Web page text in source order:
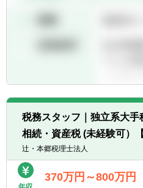
税務スタッフ｜独立系大手
相続・資産税 (未経験可）
辻・本郷税理士法人
370万円～800万円